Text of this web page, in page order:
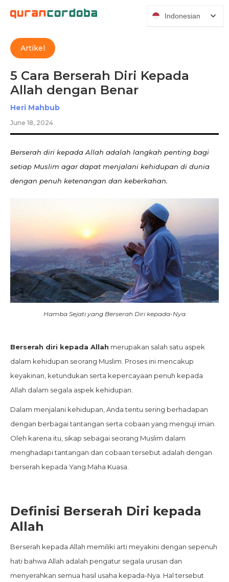
Artikel
5 Cara Berserah Diri Kepada
Allah dengan Benar
Heri Mahbub
June 18, 2024
Berserah diri kepada Allah adalah langkah penting bagi
setiap Muslim agar dapat menjalani kehidupan di dunia
dengan penuh ketenangan dan keberkahan.
Hamba Sejati yang Berserah Diri kepada-Nya
Berserah diri kepada Allah merupakan salah satu aspek
dalam kehidupan seorang Muslim. Proses ini mencakup
keyakinan, ketundukan serta kepercayaan penuh kepada
Allah dalam segala aspek kehidupan.
Dalam menjalani kehidupan, Anda tentu sering berhadapan
dengan berbagai tantangan serta cobaan yang menguji iman.
Oleh karena itu, sikap sebagai seorang Muslim dalam
menghadapi tantangan dan cobaan tersebut adalah dengan
berserah kepada Yang Maha Kuasa.
Definisi Berserah Diri kepada
Allah
Berserah kepada Allah memiliki arti meyakini dengan sepenuh
hati bahwa Allah adalah pengatur segala urusan dan
menyerahkan semua hasil usaha kepada-Nya. Hal tersebut
Indonesian